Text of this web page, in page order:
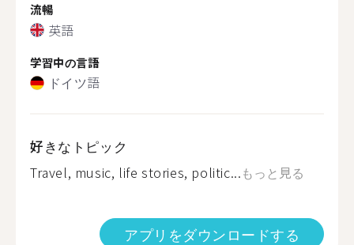
流暢
英語
学習中の言語
ドイツ語
好きなトピック
Travel, music, life stories, politic...もっと見る
アプリをダウンロードする